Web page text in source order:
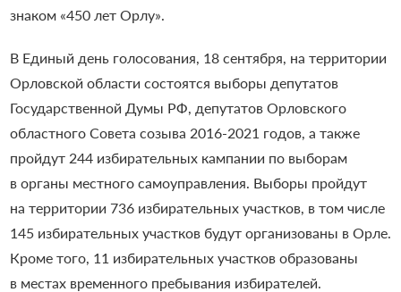
знаком «450 лет Орлу».
В Единый день голосования, 18 сентября, на территории
Орловской области состоятся выборы депутатов
Государственной Думы РФ, депутатов Орловского
областного Совета созыва 2016-2021 годов, а также
пройдут 244 избирательных кампании по выборам
в органы местного самоуправления. Выборы пройдут
на территории 736 избирательных участков, в том числе
145 избирательных участков будут организованы в Орле.
Кроме того, 11 избирательных участков образованы
в местах временного пребывания избирателей.